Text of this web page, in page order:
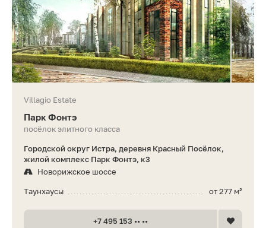
Villagio Estate
Парк Фонтэ
посёлок элитного класса
Городской округ Истра, деревня Красный Посёлок,
жилой комплекс Парк Фонтэ, к3
Новорижское шоссе
от 277 м²
Таунхаусы
+7 495 153 •• ••